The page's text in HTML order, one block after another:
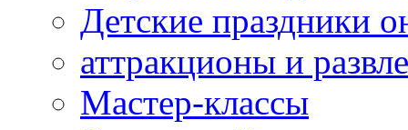
Детские праздники
аттракционы и
Мастер-классы